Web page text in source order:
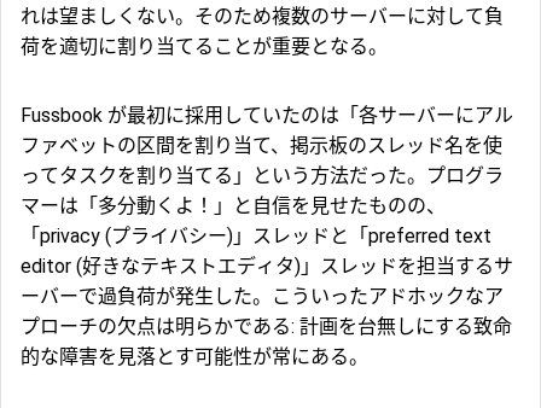
れは望ましくない。そのため複数のサーバーに対して負
荷を適切に割り当てることが重要となる。
Fussbook が最初に採用していたのは「各サーバーにアル
ファベットの区間を割り当て、掲示板のスレッド名を使
ってタスクを割り当てる」という方法だった。プログラ
マーは「多分動くよ！」と自信を見せたものの、
「privacy (プライバシー)」スレッドと「preferred text
editor (好きなテキストエディタ)」スレッドを担当するサ
ーバーで過負荷が発生した。こういったアドホックなア
プローチの欠点は明らかである: 計画を台無しにする致命
的な障害を見落とす可能性が常にある。